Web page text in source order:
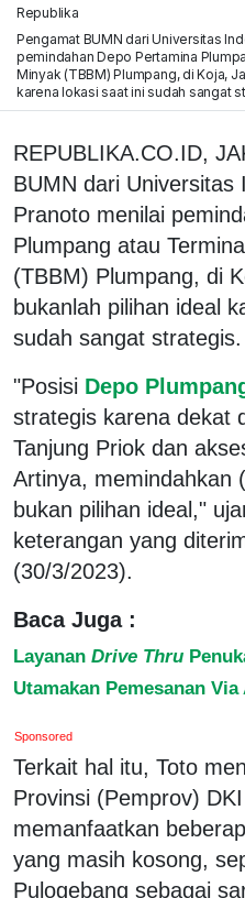
Republika
Pengamat BUMN dari Universitas
pemindahan Depo Pertamina
Minyak (TBBM) Plumpang, di Koja,
karena lokasi saat ini sudah sangat
REPUBLIKA.CO.ID,
BUMN dari Universitas
Pranoto menilai
Plumpang atau
(TBBM) Plumpang, di
bukanlah pilihan ideal
sudah sangat strategis.
"Posisi Depo
strategis karena dekat
Tanjung Priok dan
Artinya, memindahkan
bukan pilihan ideal,"
keterangan yang
(30/3/2023).
Baca Juga :
Layanan Drive Thru
Utamakan Pemesanan
Sponsored
Terkait hal itu, Toto
Provinsi (Pemprov)
memanfaatkan
yang masih kosong,
Pulogebang sebagai